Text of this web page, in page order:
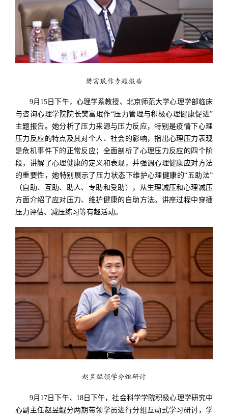
樊富珉作专题报告
9月15日下午，心理学系教授、北京师范大学心理学部临床
与咨询心理学院院长樊富珉作“压力管理与积极心理健康促进”
主题报告。她分析了压力来源与压力反应，特别是疫情下心理
压力反应的特点及其对个人、社会的影响，指出心理压力表现
是危机事件下的正常反应；全面剖析了心理压力反应的四个阶
段，讲解了心理健康的定义和表现，并强调心理健康应对方法
的重要性，她特别展示了压力状态下维护心理健康的“五助法”
（自助、互助、助人、专助和受助），从生理减压和心理减压
方面介绍了应对压力、维护健康的自助方法。讲座过程中穿插
压力评估、减压练习等有趣活动。
赵昱鲲领学分组研讨
9月17日下午、18日下午，社会科学学院积极心理学研究中
心副主任赵昱鲲分两期带领学员进行分组互动式学习研讨，学